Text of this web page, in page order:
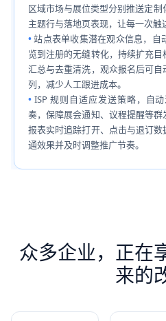
区域市场与展位类型分别推送定
主题行与落地页表现，让每一次触
站点表单收集潜在观众信息，自
览到注册的无缝转化，持续扩充
汇总与去重清洗，观众报名后可
列，减少人工跟进成本。
ISP 规则自适应发送策略，自
奏，保障展会通知、议程提醒等
报表实时追踪打开、点击与退订
通效果并及时调整推广节奏。
众多企业，正在
来的